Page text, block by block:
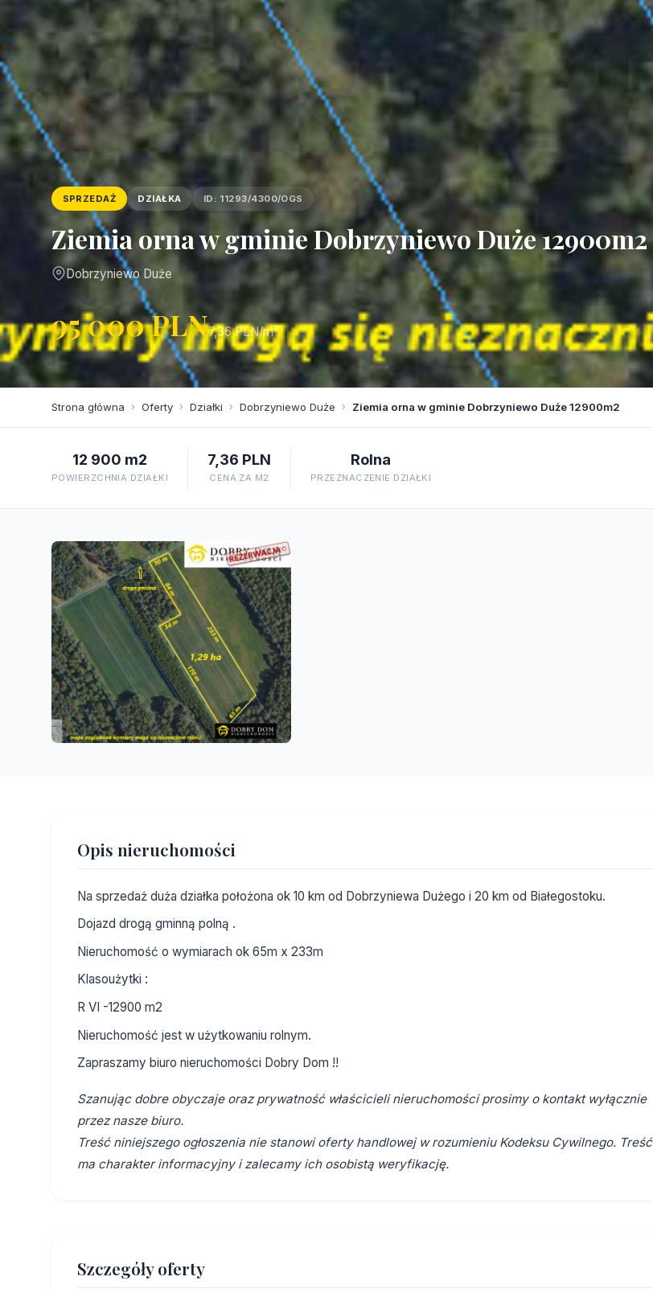
SPRZEDAŻ DZIAŁKA ID: 11293/4300/OGS
Ziemia orna w gminie Dobrzyniewo Duże 12900m2
Dobrzyniewo Duże
95 000 PLN7,36 PLN/m²
Strona główna › Oferty › Działki › Dobrzyniewo Duże › Ziemia orna w gminie Dobrzyniewo Duże 12900m2
12 900 m2
POWIERZCHNIA DZIAŁKI
7,36 PLN
CENA ZA M2
Rolna
PRZEZNACZENIE DZIAŁKI
Opis nieruchomości
Na sprzedaż duża działka położona ok 10 km od Dobrzyniewa Dużego i 20 km od Białegostoku.
Dojazd drogą gminną polną .
Nieruchomość o wymiarach ok 65m x 233m
Klasoużytki :
R VI -12900 m2
Nieruchomość jest w użytkowaniu rolnym.
Zapraszamy biuro nieruchomości Dobry Dom !!
Szanując dobre obyczaje oraz prywatność właścicieli nieruchomości prosimy o kontakt wyłącznie
przez nasze biuro.
Treść niniejszego ogłoszenia nie stanowi oferty handlowej w rozumieniu Kodeksu Cywilnego. Treść
ma charakter informacyjny i zalecamy ich osobistą weryfikację.
Szczegóły oferty